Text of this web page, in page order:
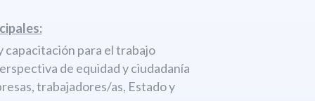
capacitación para el trabajo
de equidad y ciudadanía
trabajadores/as, Estado y